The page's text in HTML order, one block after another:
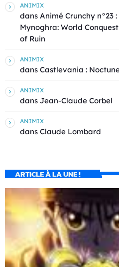
ANIMIX
dans Animé Crunchy n°23
Mynoghra: World
of Ruin
ANIMIX
dans Castlevania :
ANIMIX
dans Jean-Claude Corbel
ANIMIX
dans Claude Lombard
ARTICLE À LA UNE !